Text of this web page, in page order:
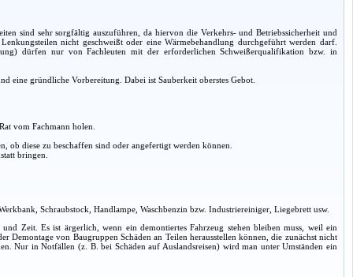
sind sehr sorgfältig auszuführen, da hiervon die Verkehrs- und Betriebssicherheit und
nicht geschweißt oder eine Wärmebehandlung durchgeführt werden darf.
dürfen nur von Fachleuten mit der erforderlichen Schweißerqualifikation bzw. in
eine gründliche Vorbereitung. Dabei ist Sauberkeit oberstes Gebot.
vom Fachmann holen.
ob diese zu beschaffen sind oder angefertigt werden können.
bringen.
Schraubstock, Handlampe, Waschbenzin bzw. Industriereiniger, Liegebrett usw.
Zeit. Es ist ärgerlich, wenn ein demontiertes Fahrzeug stehen bleiben muss, weil ein
Demontage von Baugruppen Schäden an Teilen herausstellen können, die zunächst nicht
Nur in Notfällen (z. B. bei Schäden auf Auslandsreisen) wird man unter Umständen ein